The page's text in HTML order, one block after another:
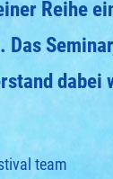
Reihe
Das
dabei
team